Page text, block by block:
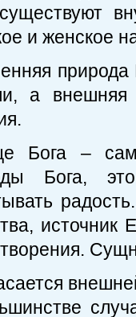
и женское
а внешняя
Бога –
Бога,
источник
творения.